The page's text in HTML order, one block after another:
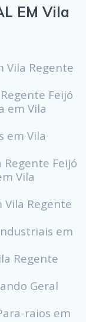
EM Vila
Vila Regente
Feijó
em Vila
em Vila
Feijó
Vila
Vila Regente
em
Regente
Geral
raios em